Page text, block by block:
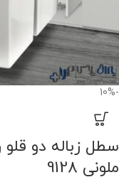
-10%
سطل زباله دو
ملونی 9128